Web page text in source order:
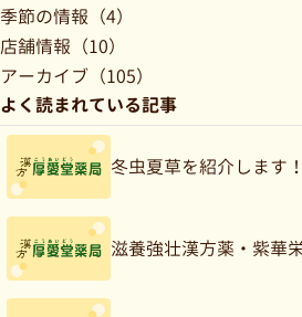
季節の情報（4）
店舗情報（10）
アーカイブ（105）
よく読まれている記事
冬虫夏草を紹介します
滋養強壮漢方薬・紫華